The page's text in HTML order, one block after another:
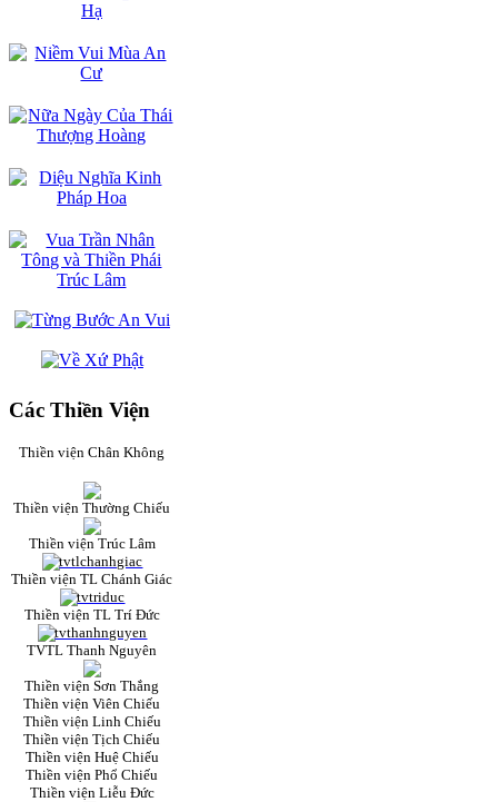
Các Thiền Viện
Thiền viện Chân Không
Thiền viện Thường Chiếu
Thiền viện Trúc Lâm
Thiền viện TL Chánh Giác
Thiền viện TL Trí Đức
TVTL Thanh Nguyên
Thiền viện Sơn Thắng
Thiền viện Viên Chiếu
Thiền viện Linh Chiếu
Thiền viện Tịch Chiếu
Thiền viện Huệ Chiếu
Thiền viện Phổ Chiếu
Thiền viện Liễu Đức